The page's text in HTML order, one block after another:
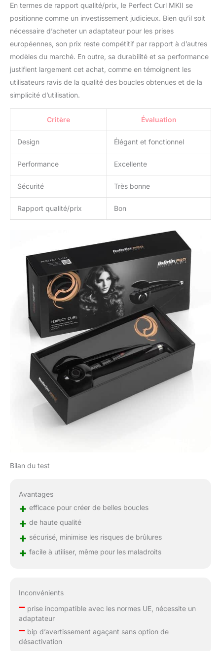
En termes de rapport qualité/prix, le Perfect Curl MKII se
positionne comme un investissement judicieux. Bien qu’il soit
nécessaire d’acheter un adaptateur pour les prises
européennes, son prix reste compétitif par rapport à d’autres
modèles du marché. En outre, sa durabilité et sa performance
justifient largement cet achat, comme en témoignent les
utilisateurs ravis de la qualité des boucles obtenues et de la
simplicité d’utilisation.
Critère Évaluation
Design Élégant et fonctionnel
Performance Excellente
Sécurité Très bonne
Rapport qualité/prix Bon
Bilan du test
Avantages
+ efficace pour créer de belles boucles
+ de haute qualité
+ sécurisé, minimise les risques de brûlures
+ facile à utiliser, même pour les maladroits
Inconvénients
–prise incompatible avec les normes UE, nécessite un
adaptateur
–bip d’avertissement agaçant sans option de
désactivation